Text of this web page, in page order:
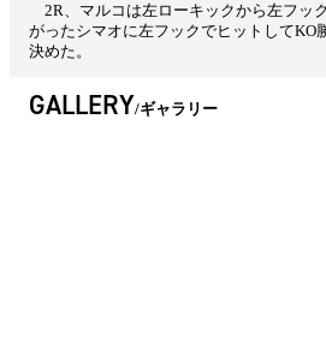
2R、マルコは左ローキックから左フッ
がったシマオに左フックでヒットしてKO
決めた。
GALLERY ギャラリー